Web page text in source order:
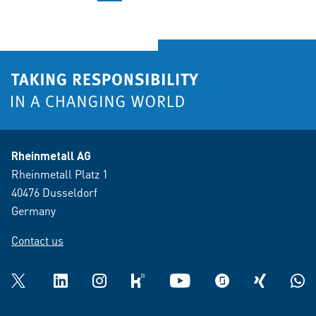
Rheinmetall AG
Rheinmetall Platz 1
40476 Dusseldorf
Germany
Contact us
Twitter LinkedInInstagramkununu YouTube glassdoorXING